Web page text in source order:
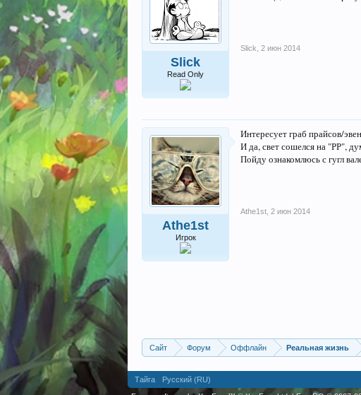
Slick
Read Only
Slick 2 июн 2014
Athe1st
Игрок
Интересует граб прайсов/
И да, свет сошелся на "РР",
Пойду ознакомлюсь с гугл
Athe1st 2 июн 2014
Сайт Форум Оффлайн Реальная жизнь
Тайга Русский (RU)